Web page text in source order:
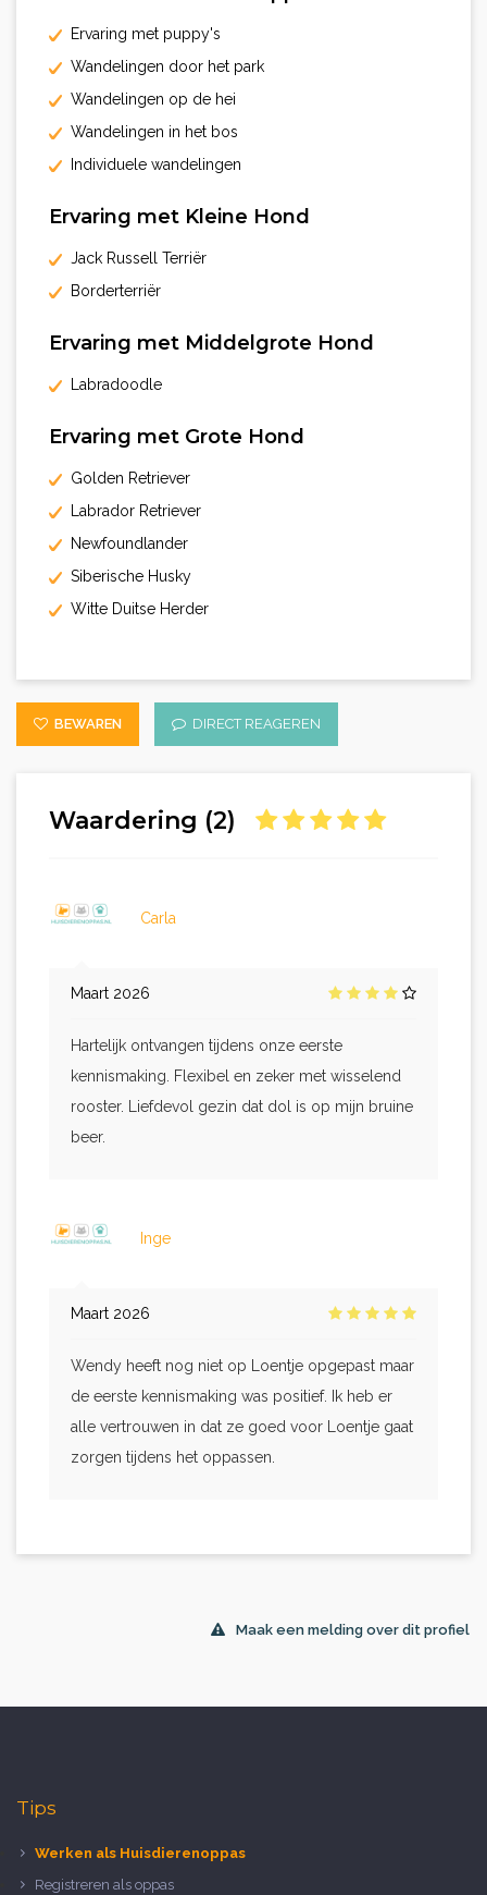
Ervaring met puppy's
Wandelingen door het park
Wandelingen op de hei
Wandelingen in het bos
Individuele wandelingen
Ervaring met Kleine Hond
Jack Russell Terriër
Borderterriër
Ervaring met Middelgrote Hond
Labradoodle
Ervaring met Grote Hond
Golden Retriever
Labrador Retriever
Newfoundlander
Siberische Husky
Witte Duitse Herder
BEWAREN DIRECT REAGEREN
Waardering (2)
Carla
Maart 2026
Hartelijk ontvangen tijdens onze eerste
kennismaking. Flexibel en zeker met wisselend
rooster. Liefdevol gezin dat dol is op mijn bruine
beer.
Inge
Maart 2026
Wendy heeft nog niet op Loentje opgepast maar
de eerste kennismaking was positief. Ik heb er
alle vertrouwen in dat ze goed voor Loentje gaat
zorgen tijdens het oppassen.
Maak een melding over dit profiel
Tips
Werken als Huisdierenoppas
Registreren als oppas